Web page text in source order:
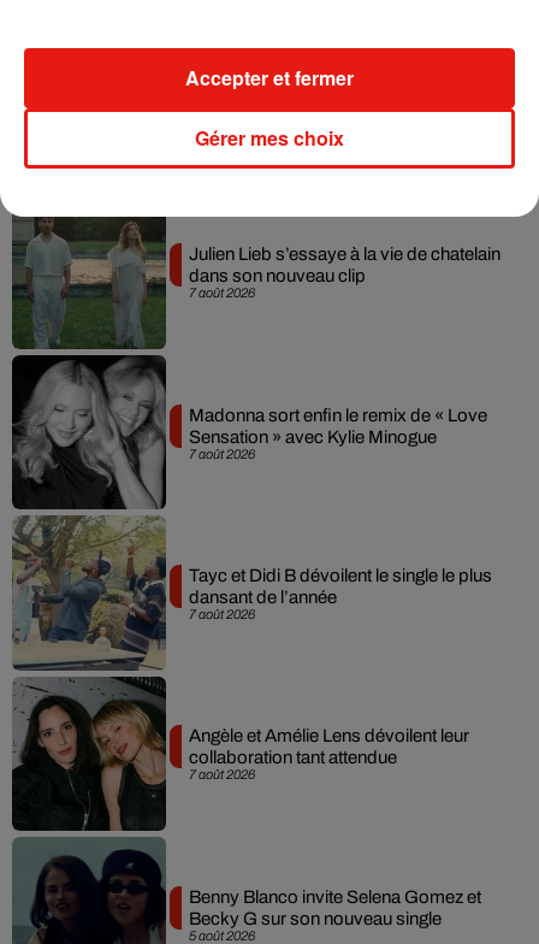
— Centre•Sciences (@_CentreSciences)October 8, 2019
Musique
7 août 2026
Julien Lieb s’essaye à la vie de chatelain
dans son nouveau clip
7 août 2026
Madonna sort enfin le remix de « Love
Sensation » avec Kylie Minogue
7 août 2026
Tayc et Didi B dévoilent le single le plus
dansant de l’année
7 août 2026
Angèle et Amélie Lens dévoilent leur
collaboration tant attendue
5 août 2026
Benny Blanco invite Selena Gomez et
Becky G sur son nouveau single
Gérer mes choix
Accepter et fermer